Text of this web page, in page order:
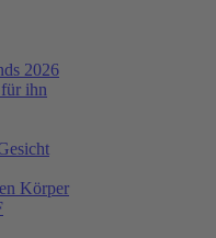
2026
ihn
Körper